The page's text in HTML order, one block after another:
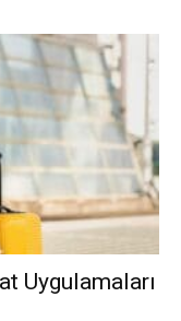
Uygulamaları